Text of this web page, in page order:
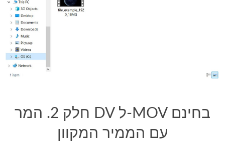
חלק 2. המר DV ל-MOV בחינם
עם הממיר המקוון